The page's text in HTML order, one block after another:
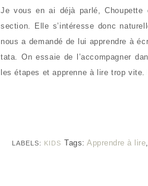
Je vous en ai déjà parlé,
section. Elle s’intéresse donc
nous a demandé de lui apprendre à
tata. On essaie de l’accompagner
les étapes et apprenne à lire trop vite.
LABELS: KIDS Tags:Apprendre à lire